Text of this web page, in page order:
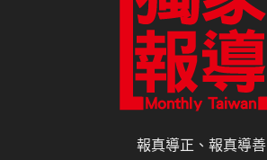
報真導正、報真導善